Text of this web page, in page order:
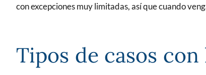
con excepciones muy limitadas, así que cuando
Tipos de casos